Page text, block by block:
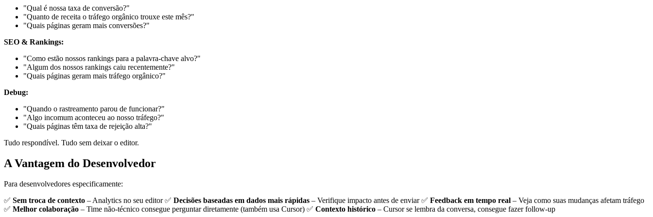
"Qual é nossa taxa de conversão?"
"Quanto de receita o tráfego orgânico trouxe este mês?"
"Quais páginas geram mais conversões?"
SEO & Rankings:
"Como estão nossos rankings para a palavra-chave alvo?"
"Algum dos nossos rankings caiu recentemente?"
"Quais páginas geram mais tráfego orgânico?"
Debug:
"Quando o rastreamento parou de funcionar?"
"Algo incomum aconteceu ao nosso tráfego?"
"Quais páginas têm taxa de rejeição alta?"
Tudo respondível. Tudo sem deixar o editor.
A Vantagem do Desenvolvedor
Para desenvolvedores especificamente:
✅ Sem troca de contexto – Analytics no seu editor ✅ Decisões baseadas em dados mais rápidas – Verifique impacto antes de enviar ✅ Feedback em tempo real – Veja como suas mudanças afetam tráfego
✅ Melhor colaboração – Time não-técnico consegue perguntar diretamente (também usa Cursor) ✅ Contexto histórico – Cursor se lembra da conversa, consegue fazer follow-up